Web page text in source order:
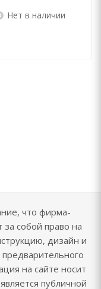
Нет в наличии
что фирма-
за собой право на
дизайн и
на сайте носит
публичной